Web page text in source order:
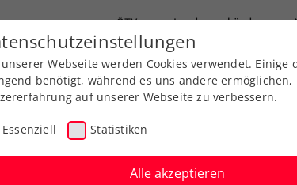
ÖTV Landesverbände
Ausbildung Services Über uns
Webseite werden Cookies verwendet. Einige
benötigt, während es uns andere ermöglichen,
auf unserer Webseite zu verbessern.
Essenziell Statistiken
Alle akzeptieren